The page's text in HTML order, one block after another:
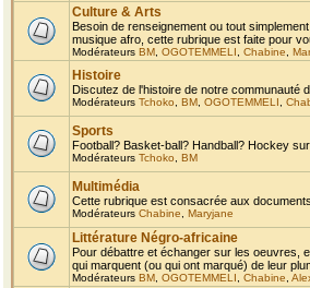
Culture & Arts
Besoin de renseignement ou tout
musique afro, cette rubrique est faite pour
Modérateurs BM OGOTEMMELI Chabine
Histoire
Discutez de l'histoire de notre communauté
Modérateurs Tchoko BM OGOTEMMELI
Sports
Football? Basket-ball? Handball? Hockey
Modérateurs Tchoko BM
Multimédia
Cette rubrique est consacrée aux
Modérateurs Chabine Maryjane
Littérature Négro-africaine
Pour débattre et échanger sur les oeuvres,
qui marquent (ou qui ont marqué) de leur
Modérateurs BM OGOTEMMELI Chabine